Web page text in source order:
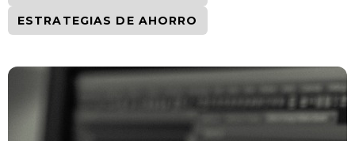
ESTRATEGIAS DE AHORRO